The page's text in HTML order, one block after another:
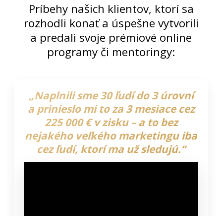
Príbehy našich klientov, ktorí sa
rozhodli konať a úspešne vytvorili
a predali svoje prémiové online
programy či mentoringy:
„Naplnili sme 30 ľudí do 3 úrovní
a prinieslo mi to za 3 mesiace cez
225 000 € v zisku – a to bez
nejakého veľkého marketingu iba
cez ľudí, ktorí ma už sledujú.“